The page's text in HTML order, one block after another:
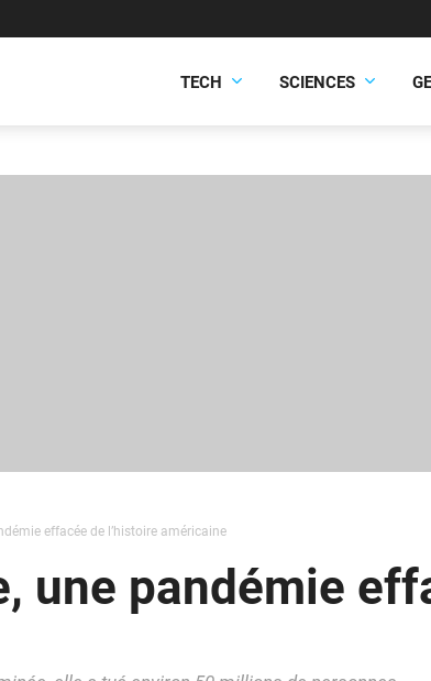
TECH SCIENCES
effacée de l’histoire américaine
une pandémie